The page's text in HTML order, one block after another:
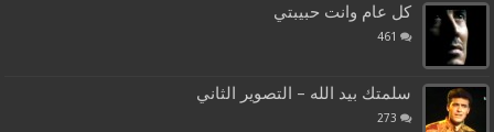
كل عام وانت حبيبتي
461
سلمتك بيد الله – التصوير الثاني
273